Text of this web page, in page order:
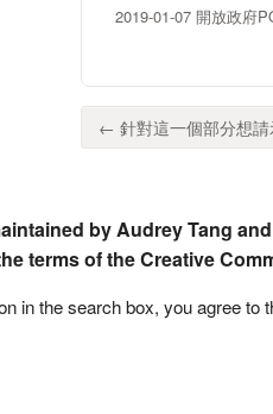
2019-01-07 開放政府
← 針對這一個部分想請
by Audrey Tang
terms of the Creative
in the search box, you agree to